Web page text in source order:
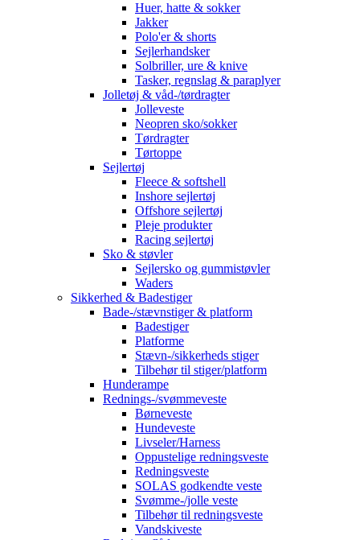
Huer, hatte & sokker
Jakker
Polo'er & shorts
Sejlerhandsker
Solbriller, ure & knive
Tasker, regnslag & paraplyer
Jolletøj & våd-/tørdragter
Jolleveste
Neopren sko/sokker
Tørdragter
Tørtoppe
Sejlertøj
Fleece & softshell
Inshore sejlertøj
Offshore sejlertøj
Pleje produkter
Racing sejlertøj
Sko & støvler
Sejlersko og gummistøvler
Waders
Sikkerhed & Badestiger
Bade-/stævnstiger & platform
Badestiger
Platforme
Stævn-/sikkerheds stiger
Tilbehør til stiger/platform
Hunderampe
Rednings-/svømmeveste
Børneveste
Hundeveste
Livseler/Harness
Oppustelige redningsveste
Redningsveste
SOLAS godkendte veste
Svømme-/jolle veste
Tilbehør til redningsveste
Vandskiveste